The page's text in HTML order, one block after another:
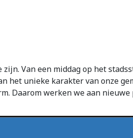
Van een middag op het
het unieke karakter van onze
Daarom werken we aan